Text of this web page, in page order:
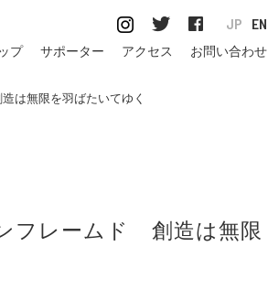
EN
JP
プ サポーター アクセス お問い合わせ
は無限を羽ばたいてゆく
フレームド 創造は無限